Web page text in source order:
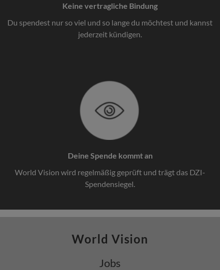
Keine vertragliche Bindung
Du spendest nur so viel und so lange du möchtest und kannst
jederzeit kündigen.
Deine Spende kommt an
World Vision wird regelmäßig geprüft und trägt das DZI-
Spendensiegel.
World Vision
Jobs